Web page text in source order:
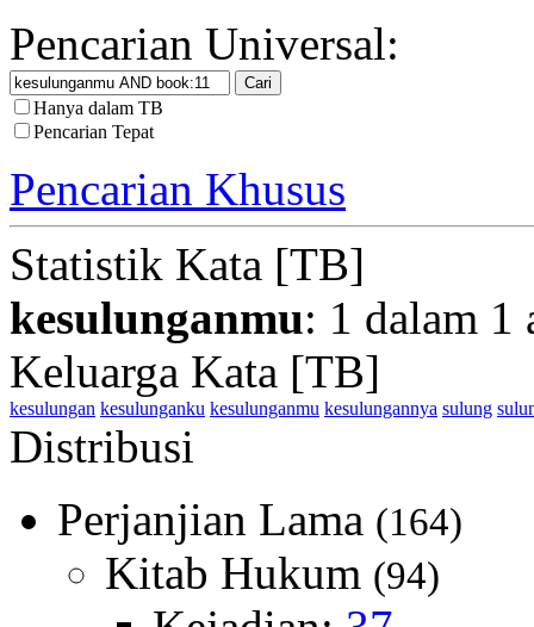
Pencarian Universal:
Hanya dalam TB
Pencarian Tepat
Pencarian Khusus
Statistik Kata [TB]
kesulunganmu: 1 dalam 1
Keluarga Kata [TB]
kesulungan kesulunganku kesulunganmu kesulungannya sulung
Distribusi
Perjanjian Lama (164)
Kitab Hukum (94)